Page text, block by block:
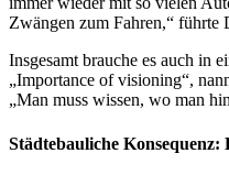
Zwängen zum Fahren,“ führte
Insgesamt brauche es auch in
„Importance of visioning“,
„Man muss wissen, wo man
Städtebauliche